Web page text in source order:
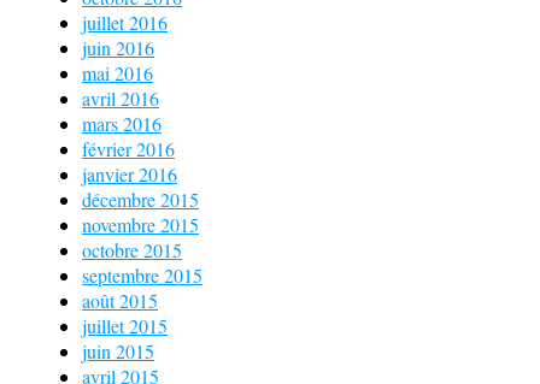
juillet 2016
juin 2016
mai 2016
avril 2016
mars 2016
février 2016
janvier 2016
décembre 2015
novembre 2015
octobre 2015
septembre 2015
août 2015
juillet 2015
juin 2015
avril 2015